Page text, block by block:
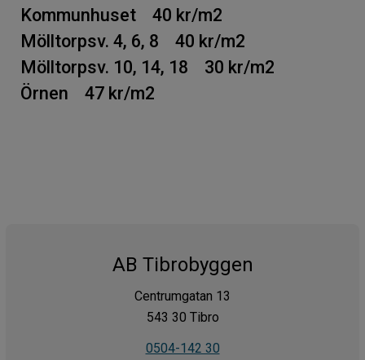
Kommunhuset 40 kr/m2
Mölltorpsv. 4, 6, 8 40 kr/m2
Mölltorpsv. 10, 14, 18 30 kr/m2
Örnen 47 kr/m2
AB Tibrobyggen
Centrumgatan 13
543 30 Tibro
0504-142 30